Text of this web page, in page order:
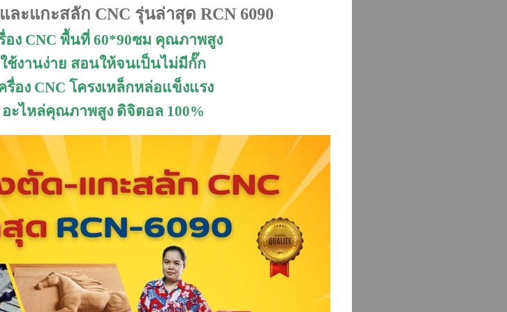
ละแกะสลัก CNC รุ่นล่าสุด RCN 6090
อง CNC พื้นที่ 60*90ซม คุณภาพสูง
ใช้งานง่าย สอนให้จนเป็นไม่มีกั๊ก
รื่อง CNC โครงเหล็กหล่อแข็งแรง
อะไหล่คุณภาพสูง ดิจิตอล 100%